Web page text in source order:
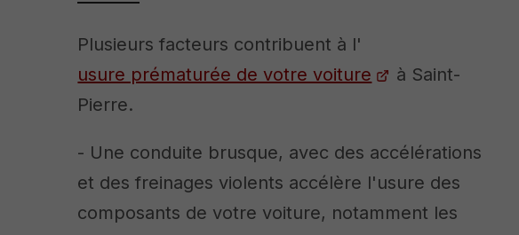
Plusieurs facteurs contribuent à l'
usure prématurée de votre voiture
à Saint-
Pierre.
- Une conduite brusque, avec des accélérations
et des freinages violents accélère l'usure des
composants de votre voiture, notamment les